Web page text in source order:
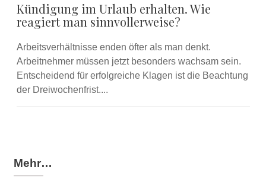
Kündigung im Urlaub erhalten. Wie
reagiert man sinnvollerweise?
Arbeitsverhältnisse enden öfter als man denkt.
Arbeitnehmer müssen jetzt besonders wachsam sein.
Entscheidend für erfolgreiche Klagen ist die Beachtung
der Dreiwochenfrist....
Mehr…